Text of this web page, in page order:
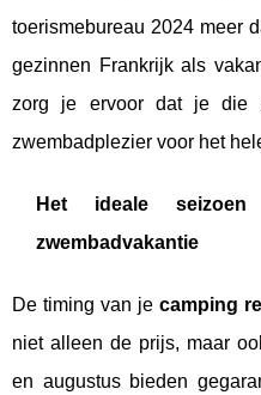
toerismebureau 2024 meer
gezinnen Frankrijk als
zorg je ervoor dat je die
zwembadplezier voor het
Het ideale
zwembadvakantie
De timing van je camping
niet alleen de prijs, maar
en augustus bieden